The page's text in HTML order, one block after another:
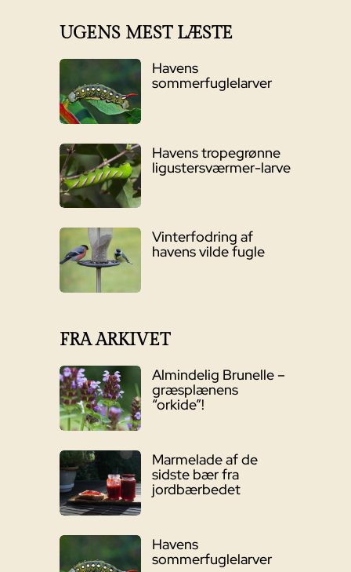
UGENS MEST LÆSTE
Havens
sommerfuglelarver
Havens tropegrønne
ligustersværmer-larve
Vinterfodring af
havens vilde fugle
FRA ARKIVET
Almindelig Brunelle –
græsplænens
“orkide”!
Marmelade af de
sidste bær fra
jordbærbedet
Havens
sommerfuglelarver